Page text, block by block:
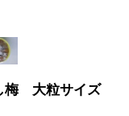
梅 大粒サイズ